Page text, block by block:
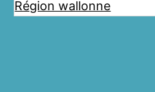
Région wallonne